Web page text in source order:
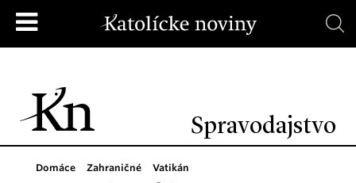
Spravodajstvo
Domáce Zahraničné Vatikán